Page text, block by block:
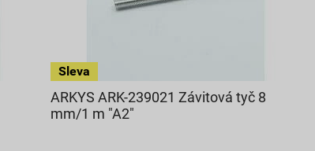
ARKYS ARK-239021 Závitová tyč 8
mm/1 m "A2"